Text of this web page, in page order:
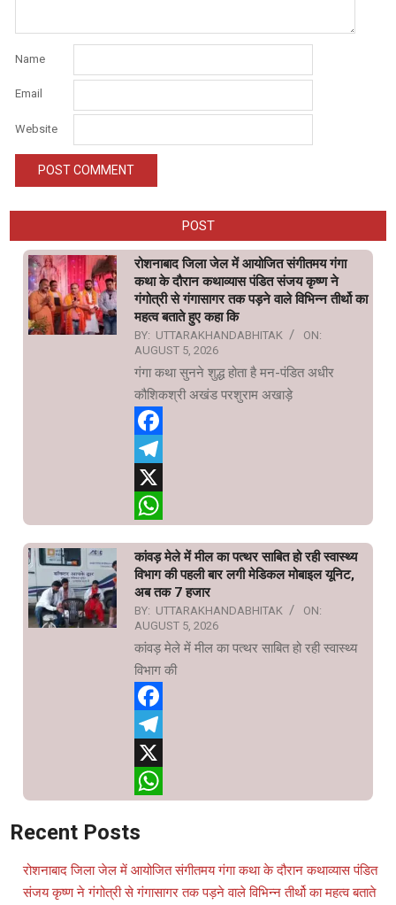
Name
Email
Website
POST
रोशनाबाद जिला जेल में आयोजित संगीतमय गंगा
कथा के दौरान कथाव्यास पंडित संजय कृष्ण ने
गंगोत्री से गंगासागर तक पड़ने वाले विभिन्न तीर्थो का
महत्व बताते हुए कहा कि
BY: UTTARAKHANDABHITAK
ON:
AUGUST 5, 2026
गंगा कथा सुनने शुद्ध होता है मन-पंडित अधीर
कौशिकश्री अखंड परशुराम अखाड़े
Facebook
Telegram
X
कांवड़ मेले में मील का पत्थर साबित हो रही स्वास्थ्य
विभाग की पहली बार लगी मेडिकल मोबाइल यूनिट,
अब तक 7 हजार
BY: UTTARAKHANDABHITAK
ON:
AUGUST 5, 2026
कांवड़ मेले में मील का पत्थर साबित हो रही स्वास्थ्य
विभाग की
Facebook
Telegram
X
Recent Posts
रोशनाबाद जिला जेल में आयोजित संगीतमय गंगा कथा के दौरान कथाव्यास पंडित
संजय कृष्ण ने गंगोत्री से गंगासागर तक पड़ने वाले विभिन्न तीर्थो का महत्व बताते